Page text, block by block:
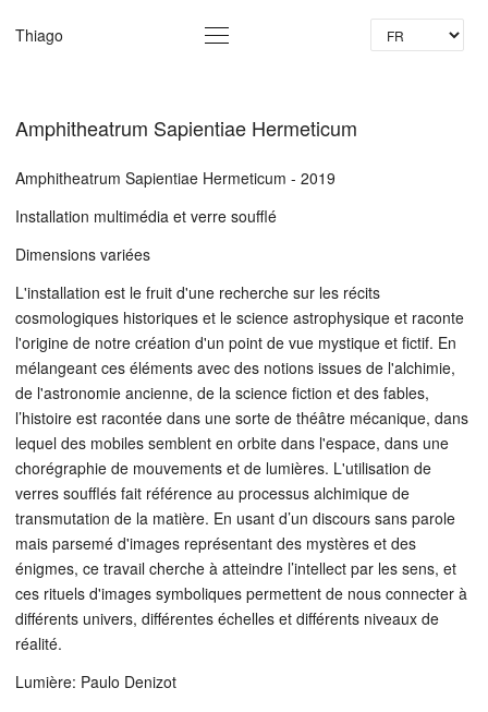
Thiago
Amphitheatrum Sapientiae Hermeticum
Amphitheatrum Sapientiae Hermeticum - 2019
Installation multimédia et verre soufflé
Dimensions variées
L'installation est le fruit d'une recherche sur les récits
cosmologiques historiques et le science astrophysique et raconte
l'origine de notre création d'un point de vue mystique et fictif. En
mélangeant ces éléments avec des notions issues de l'alchimie,
de l'astronomie ancienne, de la science fiction et des fables,
l’histoire est racontée dans une sorte de théâtre mécanique, dans
lequel des mobiles semblent en orbite dans l'espace, dans une
chorégraphie de mouvements et de lumières. L'utilisation de
verres soufflés fait référence au processus alchimique de
transmutation de la matière. En usant d’un discours sans parole
mais parsemé d'images représentant des mystères et des
énigmes, ce travail cherche à atteindre l’intellect par les sens, et
ces rituels d'images symboliques permettent de nous connecter à
différents univers, différentes échelles et différents niveaux de
réalité.
Lumière: Paulo Denizot